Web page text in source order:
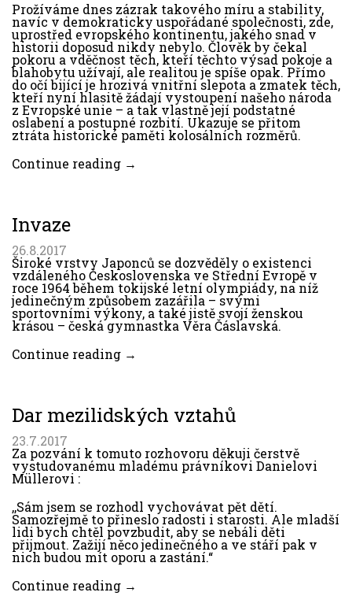
Prožíváme dnes zázrak takového míru a stability,
navíc v demokraticky uspořádané společnosti, zde,
uprostřed evropského kontinentu, jakého snad v
historii doposud nikdy nebylo. Člověk by čekal
pokoru a vděčnost těch, kteří těchto výsad pokoje a
blahobytu užívají, ale realitou je spíše opak. Přímo
do očí bijící je hrozivá vnitřní slepota a zmatek těch,
kteří nyní hlasitě žádají vystoupení našeho národa
z Evropské unie – a tak vlastně její podstatné
oslabení a postupné rozbití. Ukazuje se přitom
ztráta historické paměti kolosálních rozměrů.
Continue reading →
Invaze
26.8.2017
Široké vrstvy Japonců se dozvěděly o existenci
vzdáleného Československa ve Střední Evropě v
roce 1964 během tokijské letní olympiády, na níž
jedinečným způsobem zazářila – svými
sportovními výkony, a také jistě svojí ženskou
krásou – česká gymnastka Věra Čáslavská.
Continue reading →
Dar mezilidských vztahů
23.7.2017
Za pozvání k tomuto rozhovoru děkuji čerstvě
vystudovanému mladému právníkovi Danielovi
Müllerovi :
,,Sám jsem se rozhodl vychovávat pět dětí.
Samozřejmě to přineslo radosti i starosti. Ale mladší
lidi bych chtěl povzbudit, aby se nebáli děti
přijmout. Zažijí něco jedinečného a ve stáří pak v
nich budou mít oporu a zastání.“
Continue reading →